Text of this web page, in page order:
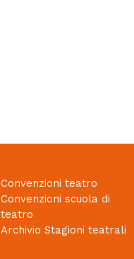
Convenzioni teatro
Convenzioni scuola di
teatro
Archivio Stagioni teatrali